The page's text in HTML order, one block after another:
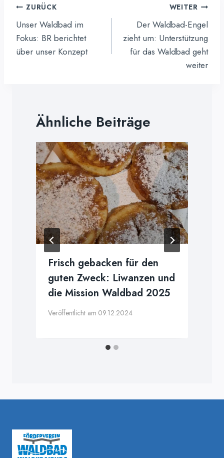
Beitragsnavigation
ZURÜCK
Unser Waldbad im
Fokus: BR berichtet
über unser Konzept
WEITER
Der Waldbad-Engel
zieht um: Unterstützung
für das Waldbad geht
weiter
Ähnliche Beiträge
Frisch gebacken für den
guten Zweck: Liwanzen und
die Mission Waldbad 2025
Veröffentlicht am 09.12.2024